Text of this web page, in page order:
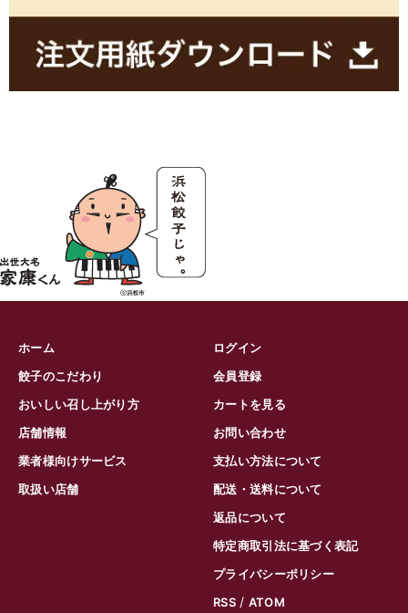
ホーム
餃子のこだわり
おいしい召し上がり方
店舗情報
業者様向けサービス
取扱い店舗
ログイン
会員登録
カートを見る
お問い合わせ
支払い方法について
配送・送料について
返品について
特定商取引法に基づく表記
プライバシーポリシー
RSS/ ATOM